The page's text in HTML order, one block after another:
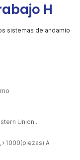
H
sistemas de andamio
Union...